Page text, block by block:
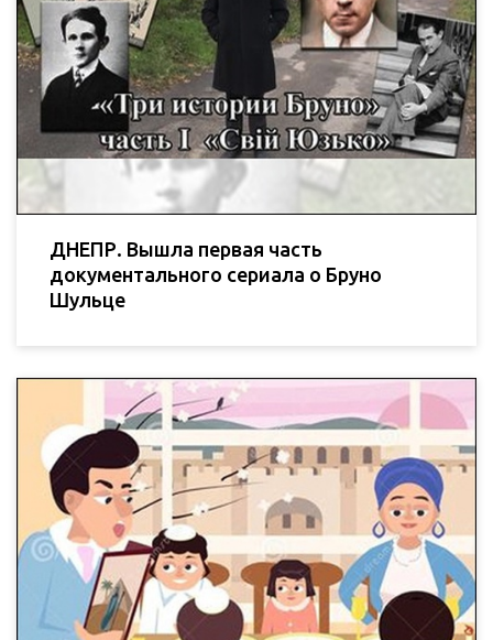
ДНЕПР. Вышла первая часть
документального сериала о Бруно
Шульце